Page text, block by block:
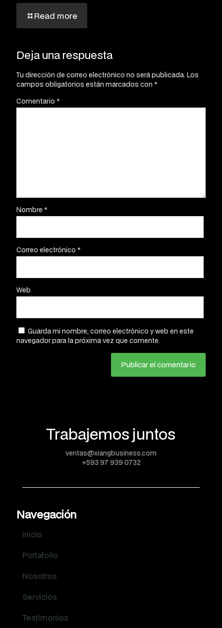
Read more
Deja una respuesta
Tu dirección de correo electrónico no será publicada. Los
campos obligatorios están marcados con *
Comentario *
Nombre*
Correo electrónico *
Web
Guarda mi nombre, correo electrónico y web en este
navegador para la próxima vez que comente.
Trabajemos juntos
ventas@xiangbusiness.com
+593 97 939 0732
Navegación
Inicio
Portafolio
Nosotros
Servicios
Testimonios